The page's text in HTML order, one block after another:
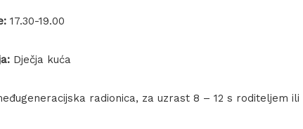
17.30-19.00
Dječja kuća
radionica, za uzrast 8 – 12 s roditeljem